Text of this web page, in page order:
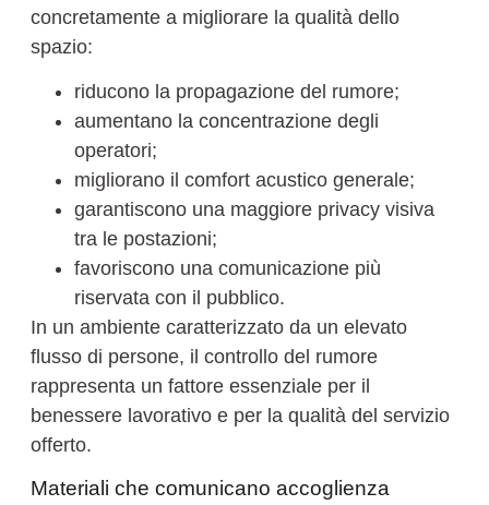
concretamente a migliorare la qualità dello
spazio:
riducono la propagazione del rumore;
aumentano la concentrazione degli
operatori;
migliorano il comfort acustico generale;
garantiscono una maggiore privacy visiva
tra le postazioni;
favoriscono una comunicazione più
riservata con il pubblico.
In un ambiente caratterizzato da un elevato
flusso di persone, il controllo del rumore
rappresenta un fattore essenziale per il
benessere lavorativo e per la qualità del servizio
offerto.
Materiali che comunicano accoglienza